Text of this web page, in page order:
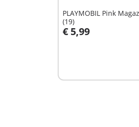
PLAYMOBIL Pink
(19)
€ 5,99
In den Warenkorb